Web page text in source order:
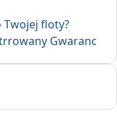
floty?
Gwaranc